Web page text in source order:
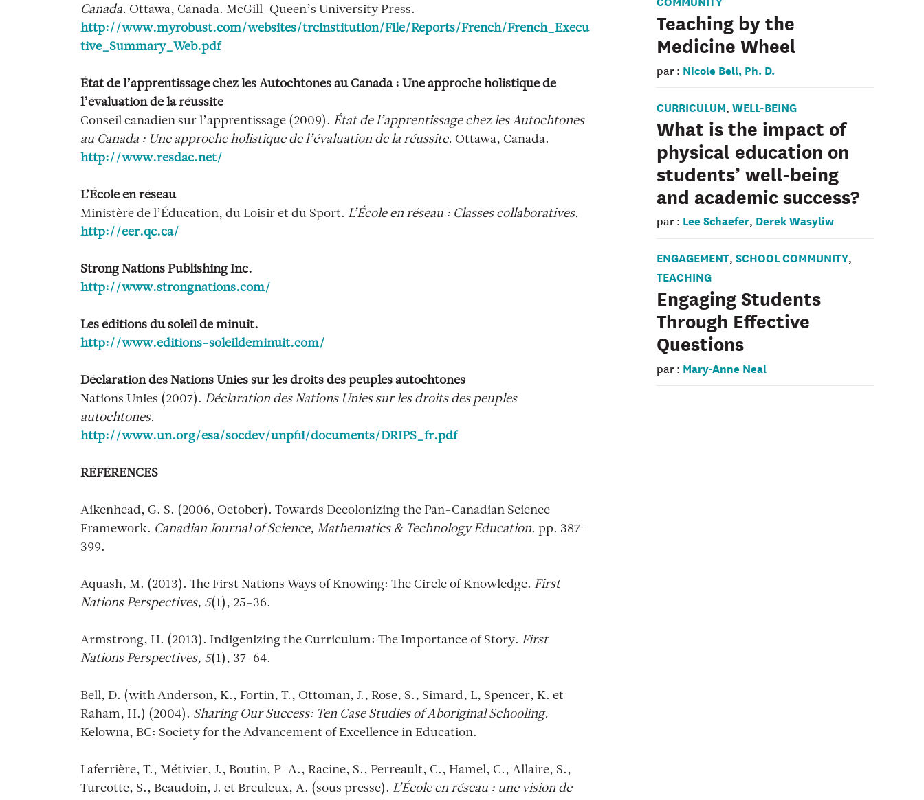
Canada. Ottawa, Canada. McGill-Queen’s University Press.
http://www.myrobust.com/websites/trcinstitution/File/Reports/French/French_Execu
tive_Summary_Web.pdf
État de l’apprentissage chez les Autochtones au Canada : Une approche holistique de
l’évaluation de la réussite
Conseil canadien sur l’apprentissage (2009). État de l’apprentissage chez les Autochtones
au Canada : Une approche holistique de l’évaluation de la réussite. Ottawa, Canada.
http://www.resdac.net/
L’École en réseau
Ministère de l’Éducation, du Loisir et du Sport. L’École en réseau : Classes collaboratives.
http://eer.qc.ca/
Strong Nations Publishing Inc.
http://www.strongnations.com/
Les éditions du soleil de minuit.
http://www.editions-soleildeminuit.com/
Déclaration des Nations Unies sur les droits des peuples autochtones
Nations Unies (2007). Déclaration des Nations Unies sur les droits des peuples
autochtones.
http://www.un.org/esa/socdev/unpfii/documents/DRIPS_fr.pdf
RÉFÉRENCES
Aikenhead, G. S. (2006, October). Towards Decolonizing the Pan-Canadian Science
Framework. Canadian Journal of Science, Mathematics & Technology Education. pp. 387-
399.
Aquash, M. (2013). The First Nations Ways of Knowing: The Circle of Knowledge. First
Nations Perspectives, 5(1), 25-36.
Armstrong, H. (2013). Indigenizing the Curriculum: The Importance of Story. First
Nations Perspectives, 5(1), 37-64.
Bell, D. (with Anderson, K., Fortin, T., Ottoman, J., Rose, S., Simard, L, Spencer, K. et
Raham, H.) (2004). Sharing Our Success: Ten Case Studies of Aboriginal Schooling.
Kelowna, BC: Society for the Advancement of Excellence in Education.
Laferrière, T., Métivier, J., Boutin, P-A., Racine, S., Perreault, C., Hamel, C., Allaire, S.,
Turcotte, S., Beaudoin, J. et Breuleux, A. (sous presse). L’École en réseau : une vision de
Teaching by the
Medicine Wheel
par : Nicole Bell, Ph. D.
CURRICULUM, WELL-BEING
What is the impact of
physical education on
students’ well-being
and academic success?
par : Lee Schaefer, Derek Wasyliw
ENGAGEMENT, SCHOOL COMMUNITY,
TEACHING
Engaging Students
Through Effective
Questions
par : Mary-Anne Neal